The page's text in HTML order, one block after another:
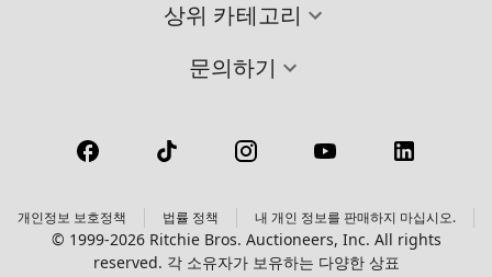
상위 카테고리
문의하기
개인정보 보호정책 법률 정책 내 개인 정보를 판매하지 마십시오.
© 1999-2026 Ritchie Bros. Auctioneers, Inc. All rights
reserved. 각 소유자가 보유하는 다양한 상표